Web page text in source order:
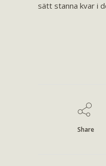
sätt stanna kvar i
Share